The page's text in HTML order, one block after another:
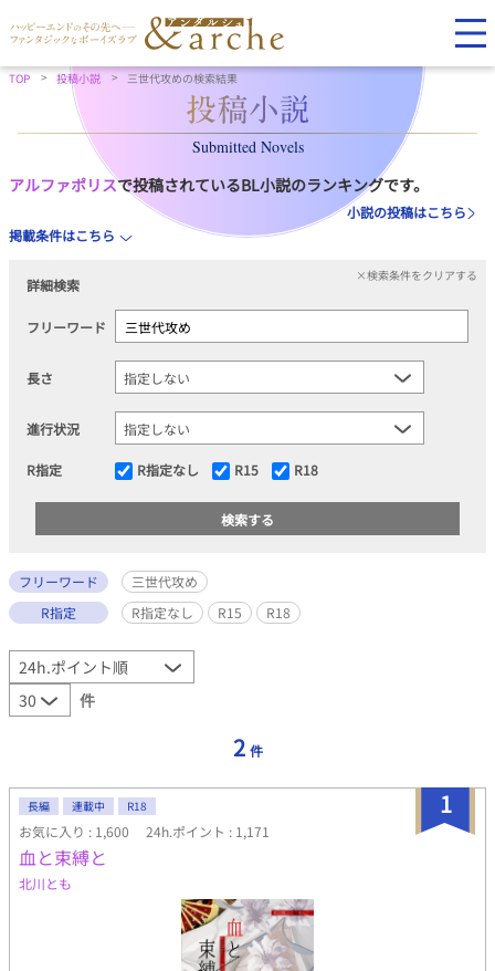
TOP 投稿小説 三世代攻めの検索結果
Submitted Novels
アルファポリスで投稿されているBL小説のランキングです。
小説の投稿はこちら
掲載条件はこちら
詳細検索
×検索条件をクリアする
フリーワード
長さ
進行状況
R指定 R指定なし R15 R18
フリーワード
三世代攻め
R指定
R指定なし R15 R18
件
2 件
1
長編 連載中 R18
お気に入り : 1,600 24h.ポイント : 1,171
血と束縛と
北川とも